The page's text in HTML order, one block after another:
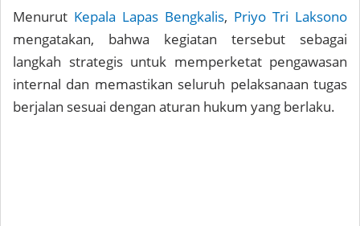
Menurut Kepala Lapas Bengkalis, Priyo Tri Laksono
mengatakan, bahwa kegiatan tersebut sebagai
langkah strategis untuk memperketat pengawasan
internal dan memastikan seluruh pelaksanaan tugas
berjalan sesuai dengan aturan hukum yang berlaku.